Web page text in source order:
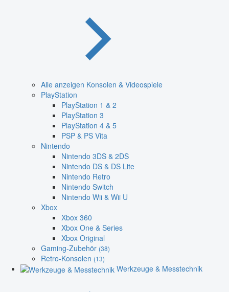
Alle anzeigen Konsolen & Videospiele
PlayStation
PlayStation 1 & 2
PlayStation 3
PlayStation 4 & 5
PSP & PS Vita
Nintendo
Nintendo 3DS & 2DS
Nintendo DS & DS Lite
Nintendo Retro
Nintendo Switch
Nintendo Wii & Wii U
Xbox
Xbox 360
Xbox One & Series
Xbox Original
Gaming-Zubehör (38)
Retro-Konsolen (13)
Werkzeuge & Messtechnik